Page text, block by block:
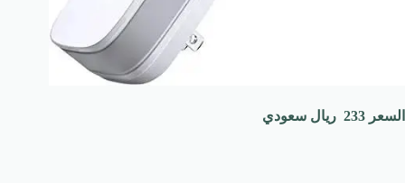
السعر 233 ريال سعودي